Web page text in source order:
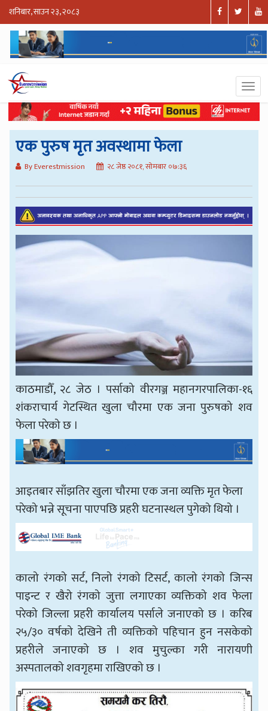
शनिबार, साउन २३, २०८३
एक पुरुष मृत अवस्थामा फेला
By Everestmission २८ जेष्ठ २०८१, सोमबार ०७:३६
काठमाडौँ, २८ जेठ । पर्साको वीरगञ्ज महानगरपालिका-१६
शंकराचार्य गेटस्थित खुला चौरमा एक जना पुरुषको शव
फेला परेको छ ।
आइतबार साँझतिर खुला चौरमा एक जना व्यक्ति मृत फेला
परेको भन्ने सूचना पाएपछि प्रहरी घटनास्थल पुगेको थियो ।
कालो रंगको सर्ट, निलो रंगको टिसर्ट, कालो रंगको जिन्स
पाइन्ट र खैरो रंगको जुत्ता लगाएका व्यक्तिको शव फेला
परेको जिल्ला प्रहरी कार्यालय पर्साले जनाएको छ । करिब
२५/३० वर्षको देखिने ती व्यक्तिको पहिचान हुन नसकेको
प्रहरीले जनाएको छ । शव मुचुल्का गरी नारायणी
अस्पतालको शवगृहमा राखिएको छ ।